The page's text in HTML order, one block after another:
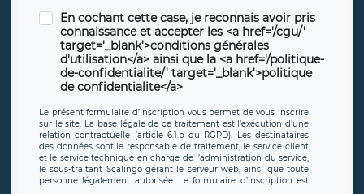
En cochant cette case, je reconnais avoir pris
connaissance et accepter les <a href='/cgu/'
target='_blank'>conditions générales
d'utilisation</a> ainsi que la <a href='/politique-
de-confidentialite/' target='_blank'>politique
de confidentialite</a>
Le présent formulaire d’inscription vous permet de vous inscrire
sur le site. La base légale de ce traitement est l’exécution d’une
relation contractuelle (article 6.1.b du RGPD). Les destinataires
des données sont le responsable de traitement, le service client
et le service technique en charge de l’administration du service,
le sous-traitant Scalingo gérant le serveur web, ainsi que toute
personne légalement autorisée. Le formulaire d’inscription est